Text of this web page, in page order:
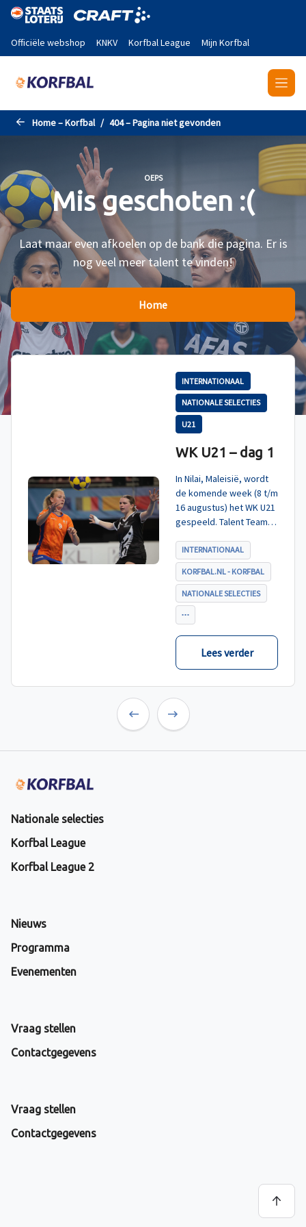
Naar de hoofdinhoud gaan
Officiële webshop KNKV Korfbal League Mijn Korfbal
Home – Korfbal 404 – Pagina niet gevonden
OEPS
Mis geschoten :(
Laat maar even afkoelen op de bank die pagina. Er is
nog veel meer talent te vinden!
Home
INTERNATIONAAL
NATIONALE SELECTIES
U21
WK U21 – dag 1
In Nilai, Maleisië, wordt
de komende week (8 t/m
16 augustus) het WK U21
gespeeld. Talent TeamNL
poule A, met Nieuw-
Zeeland, Hong Kong
China en India. De eerste
wedstrijd, tegen Nieuw-
Zeeland U21, werd zoals
verwacht met ruime
cijfers gewonnen.
INTERNATIONAAL
KORFBAL.NL - KORFBAL
NATIONALE SELECTIES
Lees verder
Nationale selecties
Korfbal League
Korfbal League 2
Nieuws
Programma
Evenementen
Vraag stellen
Contactgegevens
Vraag stellen
Contactgegevens